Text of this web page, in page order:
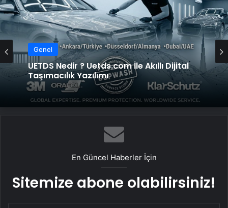
Genel
UETDS Nedir ? Uetds.com İle Akıllı Dijital
Taşımacılık Yazılımı
En Güncel Haberler İçin
Sitemize abone olabilirsiniz!